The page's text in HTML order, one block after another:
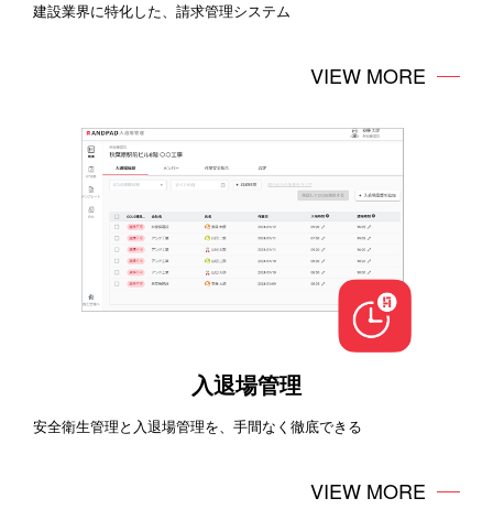
建設業界に特化した、請求管理システム
VIEW MORE
入退場管理
安全衛生管理と入退場管理を、手間なく徹底できる
VIEW MORE